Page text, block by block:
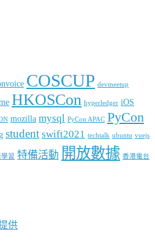
COSCUP devmeetup
HKOSCon hyperledger iOS
mozilla mysql PyCon APAC PyCon
student swift2021 techtalk ubuntu vuejs
習 特備活動 開放數據 香港電台
供